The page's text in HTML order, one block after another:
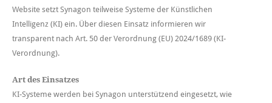
Website setzt Synagon teilweise Systeme der Künstlichen
Intelligenz (KI) ein. Über diesen Einsatz informieren wir
transparent nach Art. 50 der Verordnung (EU) 2024/1689 (KI-
Verordnung).
Art des Einsatzes
KI-Systeme werden bei Synagon unterstützend eingesetzt, wie